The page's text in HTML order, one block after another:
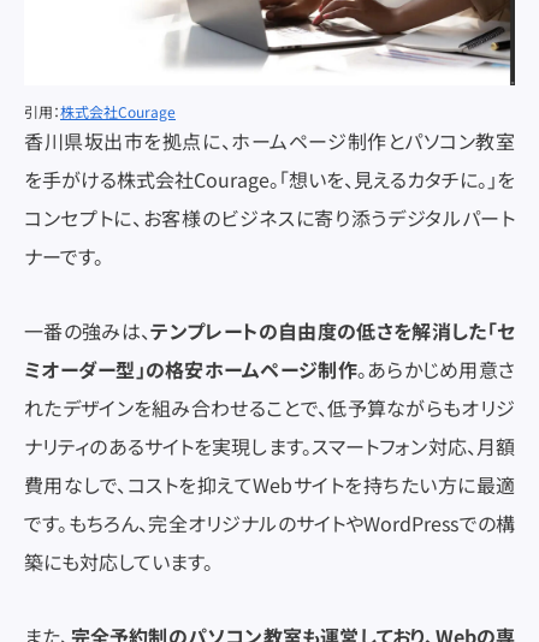
引用：株式会社Courage
香川県坂出市を拠点に、ホームページ制作とパソコン教室
を手がける株式会社Courage。「想いを、見えるカタチに。」を
コンセプトに、お客様のビジネスに寄り添うデジタルパート
ナーです。
一番の強みは、テンプレートの自由度の低さを解消した「セ
ミオーダー型」の格安ホームページ制作。あらかじめ用意さ
れたデザインを組み合わせることで、低予算ながらもオリジ
ナリティのあるサイトを実現します。スマートフォン対応、月額
費用なしで、コストを抑えてWebサイトを持ちたい方に最適
です。もちろん、完全オリジナルのサイトやWordPressでの構
築にも対応しています。
また、完全予約制のパソコン教室も運営しており、Webの専